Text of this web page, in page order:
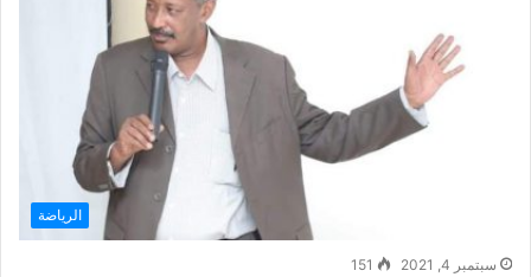
الرياضة
سبتمبر 4, 2021 151